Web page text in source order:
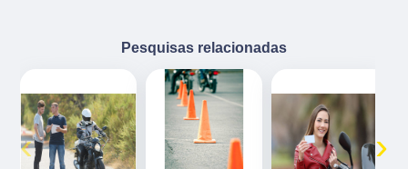
Pesquisas relacionadas
‹ ›